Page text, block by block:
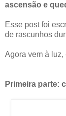
ascensão e
Esse post foi
de rascunhos
Agora vem à luz,
Primeira parte: